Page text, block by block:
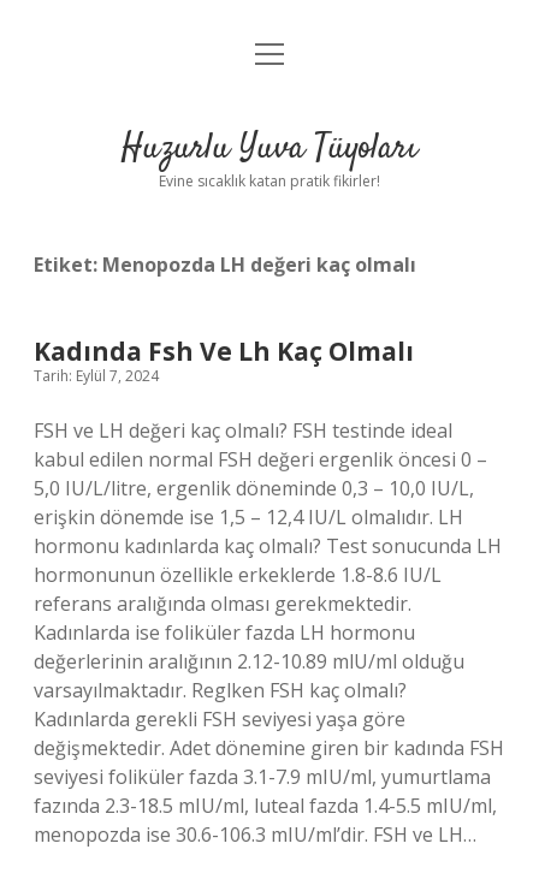
Anasayfa
Yasal Uyarı
menüyü
Huzurlu Yuva Tüyoları
Evine sıcaklık katan pratik fikirler!
Etiket: Menopozda LH değeri kaç olmalı
Kadında Fsh Ve Lh Kaç Olmalı
Tarih: Eylül 7, 2024
FSH ve LH değeri kaç olmalı? FSH testinde ideal
kabul edilen normal FSH değeri ergenlik öncesi 0 –
5,0 IU/L/litre, ergenlik döneminde 0,3 – 10,0 IU/L,
erişkin dönemde ise 1,5 – 12,4 IU/L olmalıdır. LH
hormonu kadınlarda kaç olmalı? Test sonucunda LH
hormonunun özellikle erkeklerde 1.8-8.6 IU/L
referans aralığında olması gerekmektedir.
Kadınlarda ise foliküler fazda LH hormonu
değerlerinin aralığının 2.12-10.89 mlU/ml olduğu
varsayılmaktadır. Reglken FSH kaç olmalı?
Kadınlarda gerekli FSH seviyesi yaşa göre
değişmektedir. Adet dönemine giren bir kadında FSH
seviyesi foliküler fazda 3.1-7.9 mIU/ml, yumurtlama
fazında 2.3-18.5 mIU/ml, luteal fazda 1.4-5.5 mIU/ml,
menopozda ise 30.6-106.3 mIU/ml’dir. FSH ve LH…